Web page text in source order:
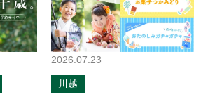
2026.07.23
川越